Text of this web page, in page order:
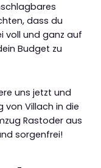
dass du
voll und ganz auf
Budget zu
uns jetzt und
von Villach in die
Rastoder aus
sorgenfrei!